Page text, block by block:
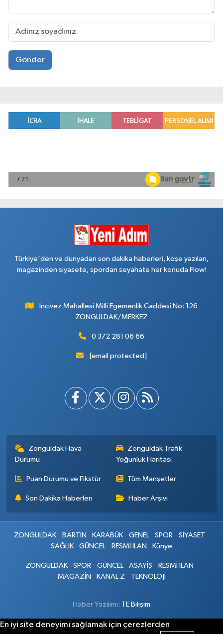
Gönder
Türkiye'den ve dünyadan son dakika haberleri, köşe yazıları,
magazinden siyasete, spordan seyahate her konuda Flow!
İncivez Mahallesi Milli Egemenlik Caddesi No: 126
ZONGULDAK/MERKEZ
0 372 281 06 66
[email protected]
Zonguldak Hava
Durumu
Zonguldak Trafik
Yoğunluk Haritası
Puan Durumu ve Fikstür Tüm Manşetler
Son Dakika Haberleri Haber Arşivi
ZONGULDAK BARTIN KARABÜK GENEL SPOR
SİYASET
SAĞLIK
GÜNCEL RESMİ İLAN Künye
ZONGULDAK SPOR GÜNCEL ASAYİŞ
RESMİ İLAN
MAGAZİN
KANAL Z TEKNOLOJİ
Haber Yazılımı: TE Bilişim
En iyi site deneyimi sağlamak için çerezlerden